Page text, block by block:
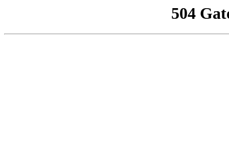
504